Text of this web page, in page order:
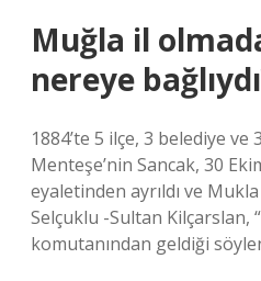
Muğla il
nereye
1884’te 5 ilçe, 3 belediye ve
Menteşe’nin Sancak, 30
eyaletinden ayrıldı ve
Selçuklu -Sultan Kilçarslan,
komutanından geldiği